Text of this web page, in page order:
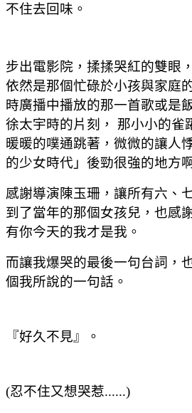
不住去回味。
步出電影院，揉揉哭紅的雙眼
依然是那個忙碌於小孩與家庭
時廣播中播放的那一首歌或是
徐太宇時的片刻， 那小小的雀
暖暖的噗通跳著，微微的讓人
的少女時代」後勁很強的地方
感謝導演陳玉珊，讓所有六、
到了當年的那個女孩兒，也感
有你今天的我才是我。
而讓我爆哭的最後一句台詞，
個我所說的一句話。
『好久不見』。
(忍不住又想哭惹......)